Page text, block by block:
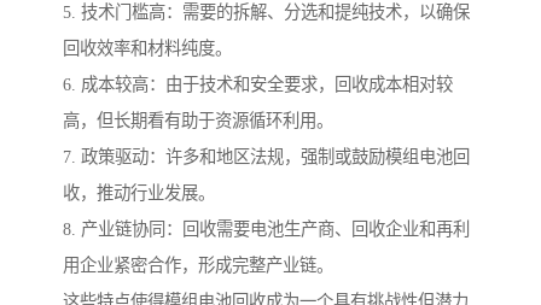
5. 技术门槛高：需要的拆解、分选和提纯技术，以确保
回收效率和材料纯度。
6. 成本较高：由于技术和安全要求，回收成本相对较
高，但长期看有助于资源循环利用。
7. 政策驱动：许多和地区法规，强制或鼓励模组电池回
收，推动行业发展。
8. 产业链协同：回收需要电池生产商、回收企业和再利
用企业紧密合作，形成完整产业链。